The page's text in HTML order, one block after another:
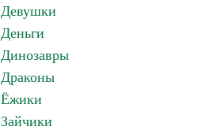
Девушки
Деньги
Динозавры
Драконы
Ёжики
Зайчики